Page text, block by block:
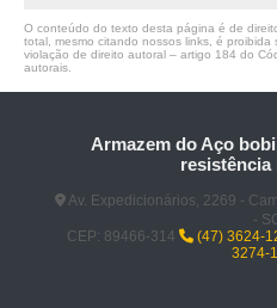
O conteúdo do texto desta página é de
total, mesmo citando nossos links, é proibida
violação de direito autoral – artigo 184 do
autorais
Armazem do Aço
resistência
Av. Expedicionários, 2269 -
-
CEP: 89466-314
(47) 3624-
3274-